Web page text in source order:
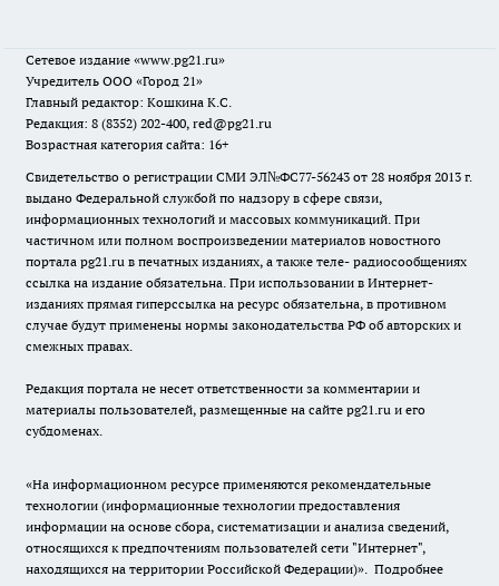
Сетевое издание «www.pg21.ru»
Учредитель ООО «Город 21»
Главный редактор: Кошкина К.С.
Редакция: 8 (8352) 202-400, red@pg21.ru
Возрастная категория сайта: 16+
Свидетельство о регистрации СМИ ЭЛ№ФС77-56243 от 28 ноября 2013 г.
выдано Федеральной службой по надзору в сфере связи,
информационных технологий и массовых коммуникаций. При
частичном или полном воспроизведении материалов новостного
портала pg21.ru в печатных изданиях, а также теле- радиосообщениях
ссылка на издание обязательна. При использовании в Интернет-
изданиях прямая гиперссылка на ресурс обязательна, в противном
случае будут применены нормы законодательства РФ об авторских и
смежных правах.
Редакция портала не несет ответственности за комментарии и
материалы пользователей, размещенные на сайте pg21.ru и его
субдоменах.
«На информационном ресурсе применяются рекомендательные
технологии (информационные технологии предоставления
информации на основе сбора, систематизации и анализа сведений,
относящихся к предпочтениям пользователей сети "Интернет",
находящихся на территории Российской Федерации)». Подробнее